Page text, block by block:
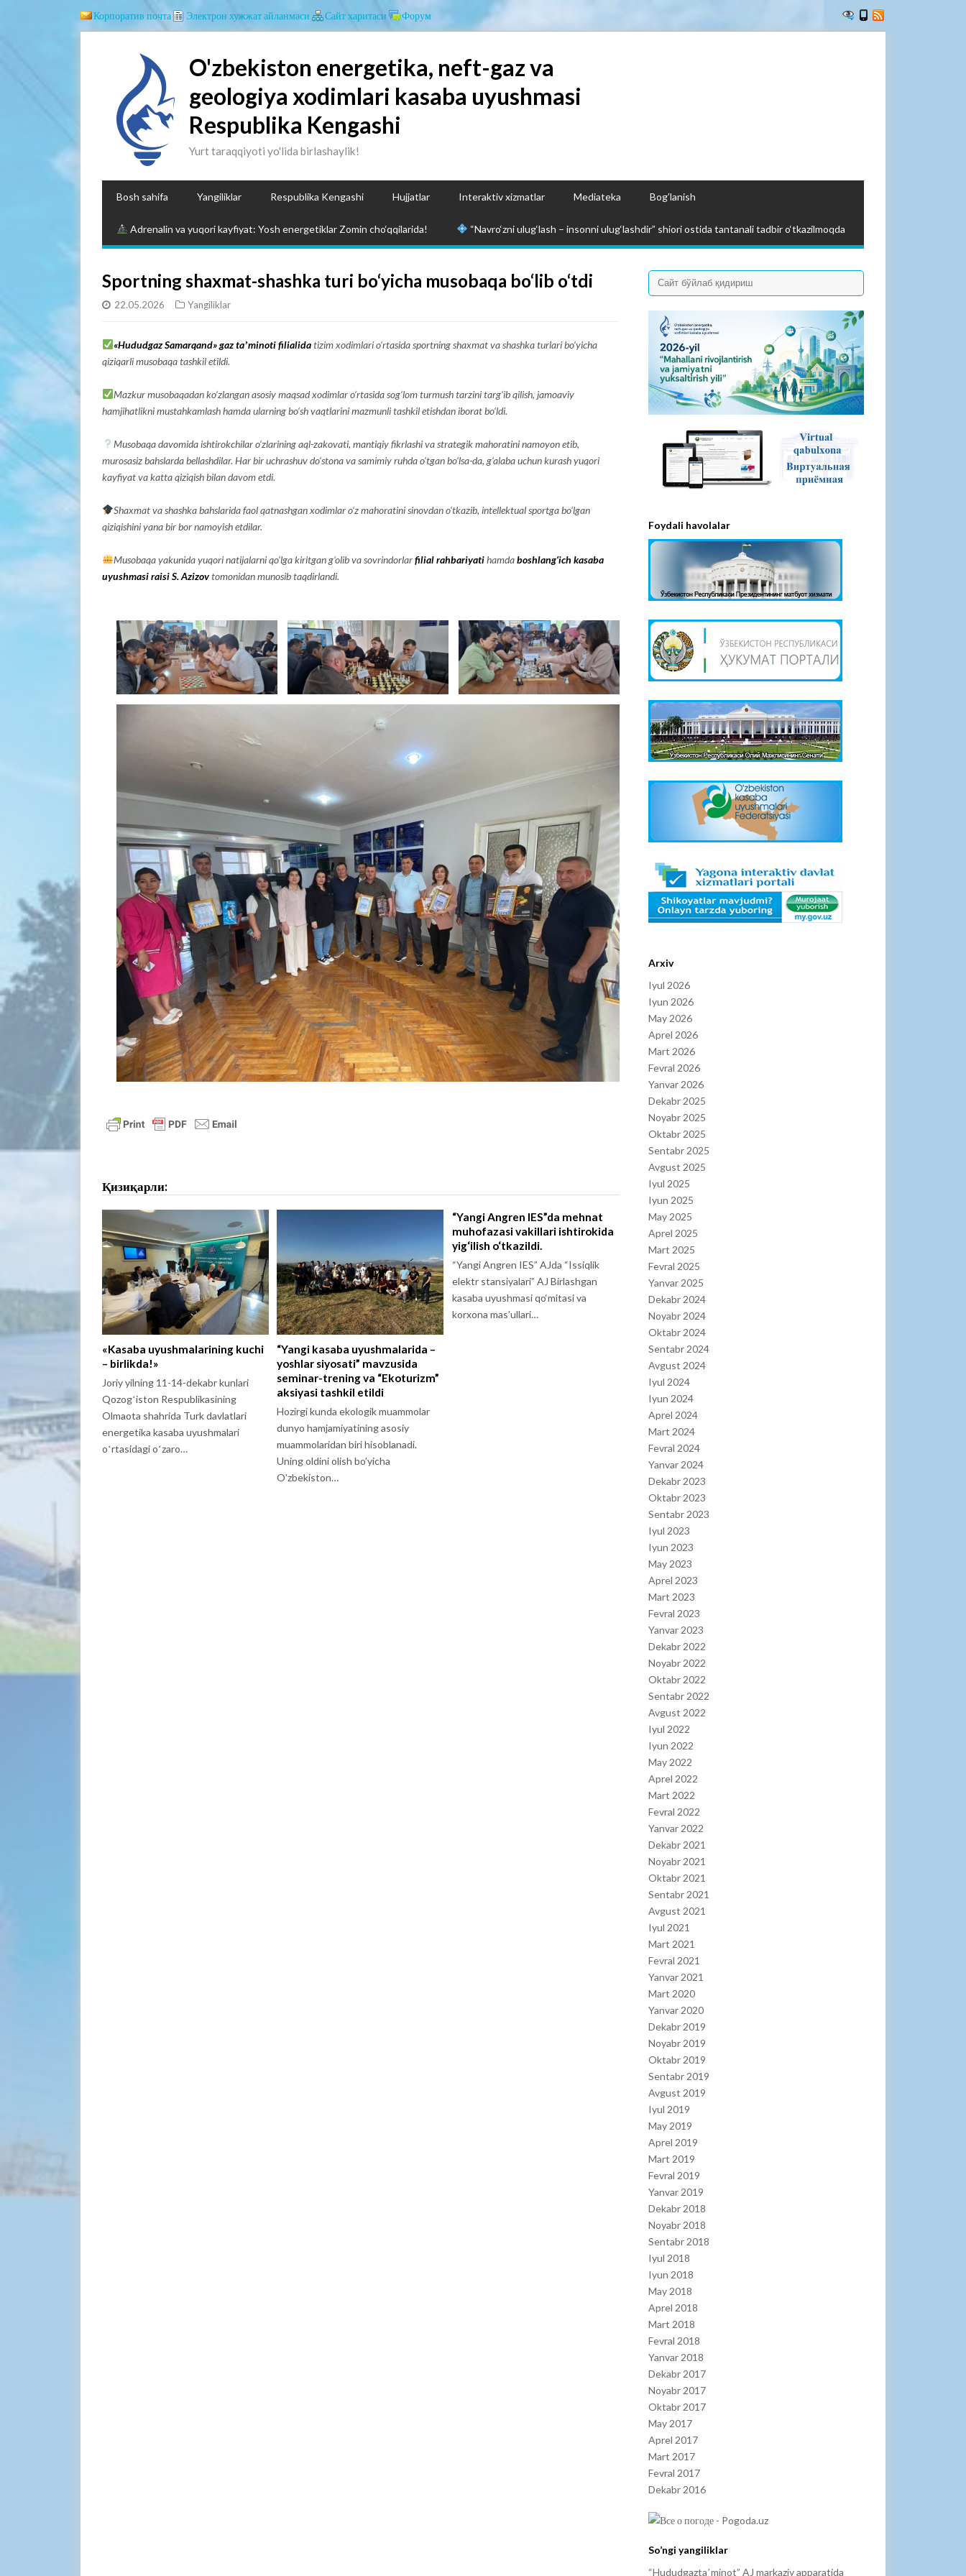
Корпоратив почта Электрон хужжат айланмаси Сайт харитаси Форум
O'zbekiston energetika, neft-gaz va
geologiya xodimlari kasaba uyushmasi
Respublika Kengashi
Yurt taraqqiyoti yo'lida birlashaylik!
Bosh sahifa Yangiliklar Respublika Kengashi Hujjatlar Interaktiv xizmatlar Mediateka Bog’lanish
Adrenalin va yuqori kayfiyat: Yosh energetiklar Zomin cho‘qqilarida! “Navro‘zni ulug‘lash – insonni ulug‘lashdir” shiori ostida tantanali tadbir o‘tkazilmoqda
Sportning shaxmat-shashka turi bo‘yicha musobaqa bo‘lib o‘tdi
22.05.2026 Yangiliklar
«Hududgaz Samarqand» gaz taʼminoti filialidatizim xodimlari o‘rtasida sportning shaxmat va shashka turlari bo‘yicha
qiziqarli musobaqa tashkil etildi.
Mazkur musobaqadan ko‘zlangan asosiy maqsad xodimlar o‘rtasida sog‘lom turmush tarzini targ‘ib qilish, jamoaviy
hamjihatlikni mustahkamlash hamda ularning bo‘sh vaqtlarini mazmunli tashkil etishdan iborat bo‘ldi.
Musobaqa davomida ishtirokchilar o‘zlarining aql-zakovati, mantiqiy fikrlashi va strategik mahoratini namoyon etib,
murosasiz bahslarda bellashdilar. Har bir uchrashuv do‘stona va samimiy ruhda o‘tgan bo‘lsa-da, g‘alaba uchun kurash yuqori
kayfiyat va katta qiziqish bilan davom etdi.
Shaxmat va shashka bahslarida faol qatnashgan xodimlar o‘z mahoratini sinovdan o‘tkazib, intellektual sportga bo‘lgan
qiziqishini yana bir bor namoyish etdilar.
Musobaqa yakunida yuqori natijalarni qo‘lga kiritgan g‘olib va sovrindorlarfilial rahbariyatihamdaboshlang‘ich kasaba
uyushmasi raisi S. Azizovtomonidan munosib taqdirlandi.
Қизиқарли:
«Kasaba uyushmalarining kuchi
– birlikda!»
Joriy yilning 11-14-dekabr kunlari
Qozogʻiston Respublikasining
Olmaota shahrida Turk davlatlari
energetika kasaba uyushmalari
oʻrtasidagi oʻzaro…
“Yangi kasaba uyushmalarida –
yoshlar siyosati” mavzusida
seminar-trening va “Ekoturizm”
aksiyasi tashkil etildi
Hozirgi kunda ekologik muammolar
dunyo hamjamiyatining asosiy
muammolaridan biri hisoblanadi.
Uning oldini olish bo’yicha
O’zbekiston…
“Yangi Angren IES”da mehnat
muhofazasi vakillari ishtirokida
yig‘ilish o‘tkazildi.
“Yangi Angren IES” AJda “Issiqlik
elektr stansiyalari” AJ Birlashgan
kasaba uyushmasi qo‘mitasi va
korxona mas’ullari…
Foydali havolalar
Arxiv
Iyul 2026
Iyun 2026
May 2026
Aprel 2026
Mart 2026
Fevral 2026
Yanvar 2026
Dekabr 2025
Noyabr 2025
Oktabr 2025
Sentabr 2025
Avgust 2025
Iyul 2025
Iyun 2025
May 2025
Aprel 2025
Mart 2025
Fevral 2025
Yanvar 2025
Dekabr 2024
Noyabr 2024
Oktabr 2024
Sentabr 2024
Avgust 2024
Iyul 2024
Iyun 2024
Aprel 2024
Mart 2024
Fevral 2024
Yanvar 2024
Dekabr 2023
Oktabr 2023
Sentabr 2023
Iyul 2023
Iyun 2023
May 2023
Aprel 2023
Mart 2023
Fevral 2023
Yanvar 2023
Dekabr 2022
Noyabr 2022
Oktabr 2022
Sentabr 2022
Avgust 2022
Iyul 2022
Iyun 2022
May 2022
Aprel 2022
Mart 2022
Fevral 2022
Yanvar 2022
Dekabr 2021
Noyabr 2021
Oktabr 2021
Sentabr 2021
Avgust 2021
Iyul 2021
Mart 2021
Fevral 2021
Yanvar 2021
Mart 2020
Yanvar 2020
Dekabr 2019
Noyabr 2019
Oktabr 2019
Sentabr 2019
Avgust 2019
Iyul 2019
May 2019
Aprel 2019
Mart 2019
Fevral 2019
Yanvar 2019
Dekabr 2018
Noyabr 2018
Sentabr 2018
Iyul 2018
Iyun 2018
May 2018
Aprel 2018
Mart 2018
Fevral 2018
Yanvar 2018
Dekabr 2017
Noyabr 2017
Oktabr 2017
May 2017
Aprel 2017
Mart 2017
Fevral 2017
Dekabr 2016
So’ngi yangiliklar
“Hududgaztaʼminot” AJ markaziy apparatida